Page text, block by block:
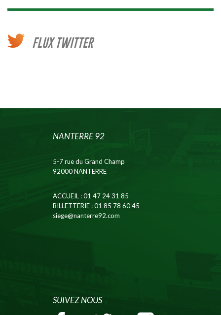
FLUX TWITTER
NANTERRE 92
5-7 rue du Grand Champ
92000 NANTERRE
ACCUEIL: 01 47 24 31 85
BILLETTERIE: 01 85 78 60 45
siege@nanterre92.com
SUIVEZ NOUS